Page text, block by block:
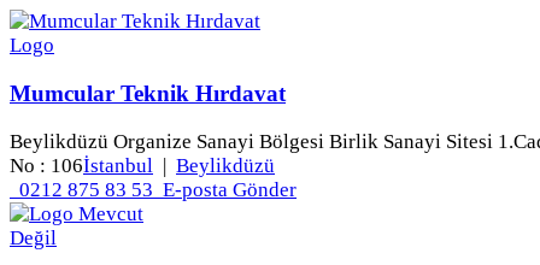
Mumcular Teknik Hırdavat
Beylikdüzü Organize Sanayi Bölgesi Birlik Sanayi Sitesi
No : 106İstanbul | Beylikdüzü
0212 875 83 53 E-posta Gönder